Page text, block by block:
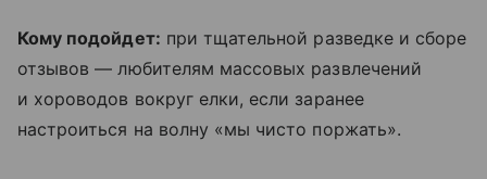
Кому подойдет: при тщательной разведке и сборе
отзывов — любителям массовых развлечений
и хороводов вокруг елки, если заранее
настроиться на волну «мы чисто поржать».